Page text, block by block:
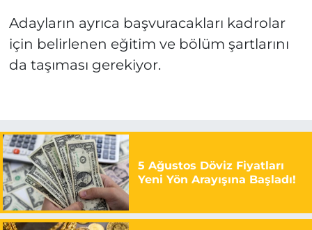
Adayların ayrıca başvuracakları kadrolar
için belirlenen eğitim ve bölüm şartlarını
da taşıması gerekiyor.
5 Ağustos Döviz Fiyatları
Yeni Yön Arayışına Başladı!